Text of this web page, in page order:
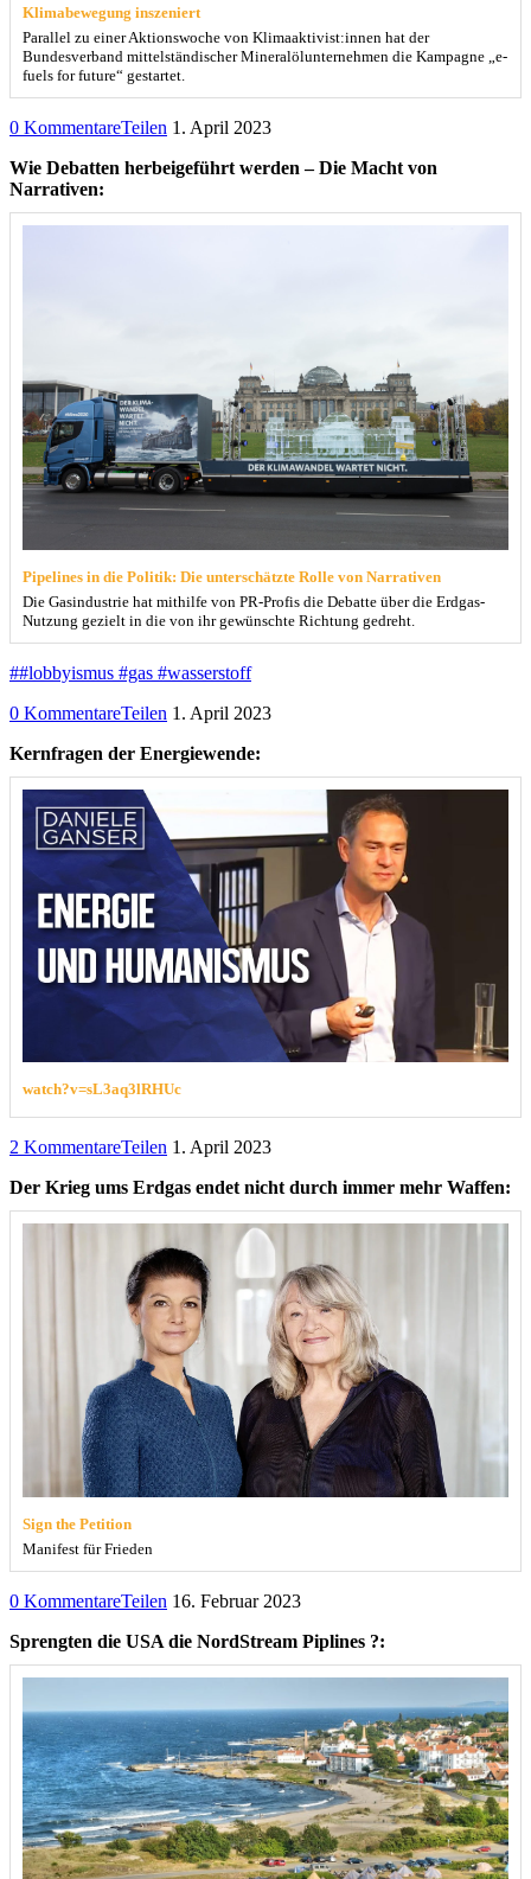
Klimabewegung inszeniert
Parallel zu einer Aktionswoche von Klimaaktivist:innen hat der
Bundesverband mittelständischer Mineralölunternehmen die Kampagne „e-
fuels for future“ gestartet.
0 KommentareTeilen 1. April 2023
Wie Debatten herbeigeführt werden – Die Macht von
Narrativen:
Pipelines in die Politik: Die unterschätzte Rolle von Narrativen
Die Gasindustrie hat mithilfe von PR-Profis die Debatte über die Erdgas-
Nutzung gezielt in die von ihr gewünschte Richtung gedreht.
##lobbyismus #gas #wasserstoff
0 KommentareTeilen 1. April 2023
Kernfragen der Energiewende:
watch?v=sL3aq3lRHUc
2 KommentareTeilen 1. April 2023
Der Krieg ums Erdgas endet nicht durch immer mehr Waffen:
Sign the Petition
Manifest für Frieden
0 KommentareTeilen 16. Februar 2023
Sprengten die USA die NordStream Piplines ?: